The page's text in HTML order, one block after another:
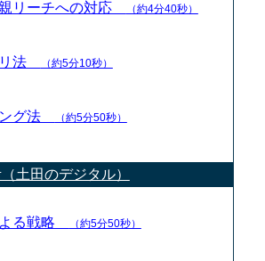
リーチへの対応 （約4分40秒）
リ法 （約5分10秒）
ング法 （約5分50秒）
土田のデジタル）
る戦略 （約5分50秒）